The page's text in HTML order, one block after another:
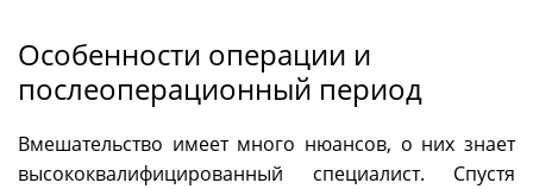
Особенности операции и
послеоперационный период
Вмешательство имеет много нюансов, о них знает
высококвалифицированный специалист. Спустя